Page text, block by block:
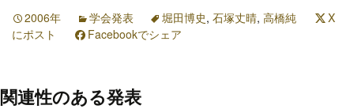
2006年 学会発表 堀田博史, 石塚丈晴, 高橋純
X
にポスト
Facebookでシェア
関連性のある発表